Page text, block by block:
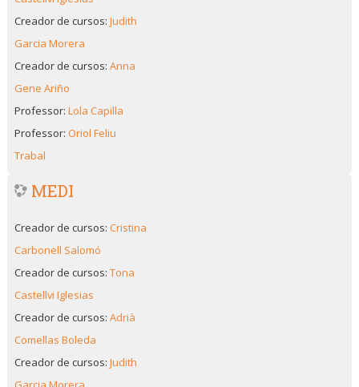
Creador de cursos:Judith
Garcia Morera
Creador de cursos:Anna
Gene Ariño
Professor:Lola Capilla
Professor: Oriol Feliu
Trabal
MEDI
Creador de cursos:Cristina
Carbonell Salomó
Creador de cursos:Tona
Castellvi Iglesias
Creador de cursos:Adrià
Comellas Boleda
Creador de cursos:Judith